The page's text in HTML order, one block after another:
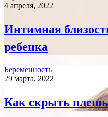
4 апреля, 2022
Интимная
ребенка
Беременность
29 марта, 2022
Как скрыть плешь